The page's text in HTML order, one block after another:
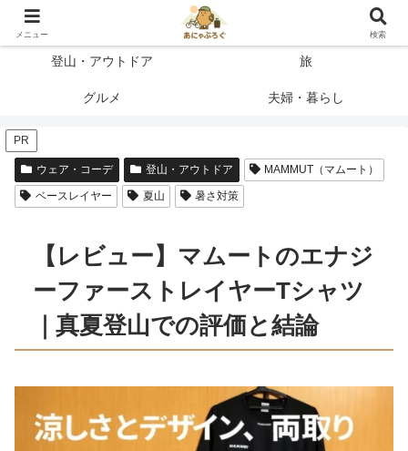
登って、使って、納得したことだけを書く
登山・アウトドア 旅
グルメ 夫婦・暮らし
PR
ウェア・コーデ 登山・アウトドア MAMMUT（マムート）
ベースレイヤー 夏山 暑さ対策
【レビュー】マムートのエナジ
ーファーストレイヤーTシャツ
｜真夏登山での評価と結論
メニュー 検索